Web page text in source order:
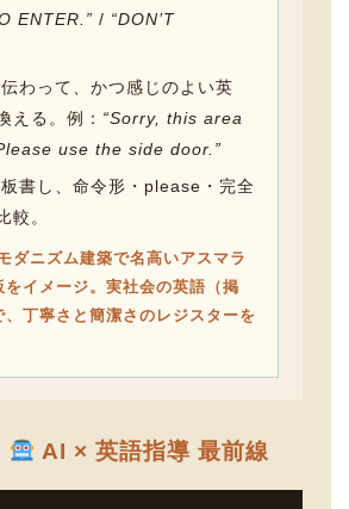
ENTER.” / “DON’T
わって、かつ感じのよい英
える。例： “Sorry, this area
use the side door.”
書し、命令形・please・完全
較。
ダニズム建築で名高いアスマラ
をイメージ。実社会の英語（掲
、丁寧さと簡潔さのレジスターを
AI × 英語指導 最前線